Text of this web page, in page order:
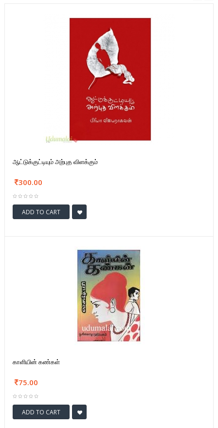
ஆட்டுக்குட்டியும் அற்புத விளக்கும்
300.00
ADD TO CART
காளியின் கண்கள்
75.00
ADD TO CART